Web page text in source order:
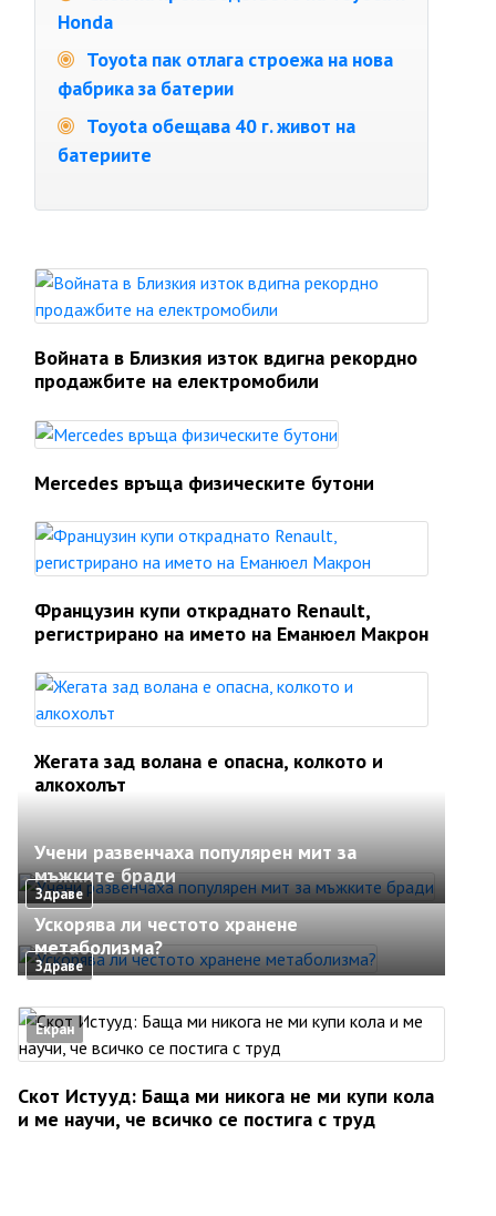
Honda
Toyota пак отлага строежа на нова
фабрика за батерии
Toyota обещава 40 г. живот на
батериите
Войната в Близкия изток вдигна рекордно
продажбите на електромобили
Mercedes връща физическите бутони
Французин купи откраднато Renault,
регистрирано на името на Еманюел Макрон
Жегата зад волана е опасна, колкото и
алкохолът
Здраве
Учени развенчаха популярен мит за
мъжките бради
Здраве
Ускорява ли честото хранене
метаболизма?
Екран
Скот Истууд: Баща ми никога не ми купи кола
и ме научи, че всичко се постига с труд